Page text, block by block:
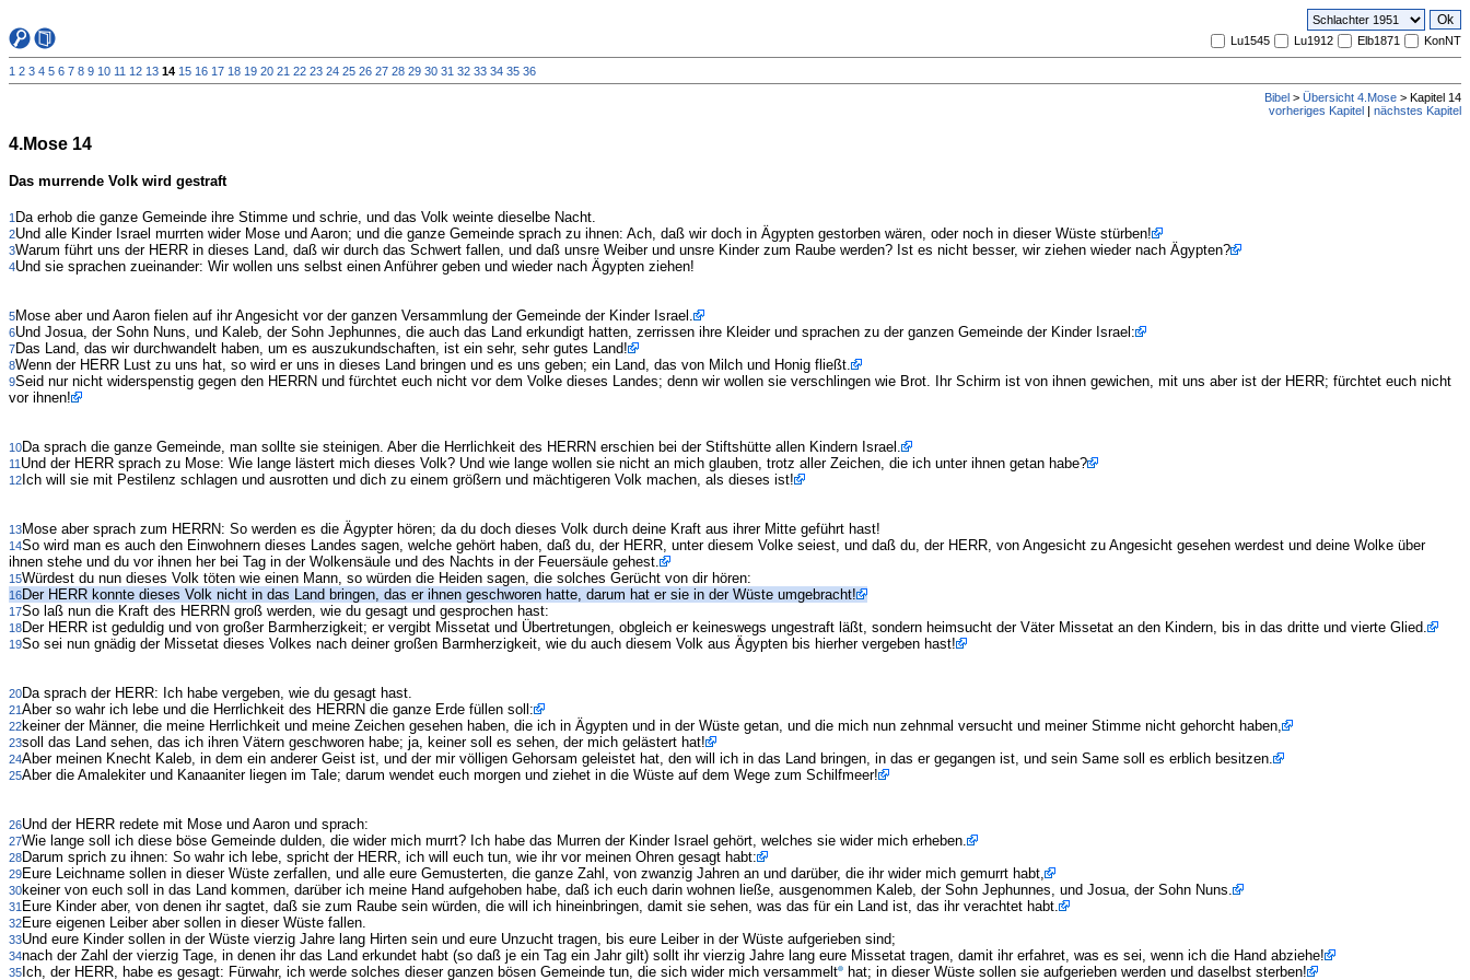
Lu1545 Lu1912 Elb1871 KonNT
1 2 3 4 5 6 7 8 9 10 11 12 13 14 15 16 17 18 19 20 21 22 23 24 25 26 27 28 29 30 31 32 33 34 35 36
Bibel > Übersicht 4.Mose > Kapitel 14
vorheriges Kapitel | nächstes Kapitel
4.Mose 14
Das murrende Volk wird gestraft
1 Da erhob die ganze Gemeinde ihre Stimme und schrie, und das Volk weinte dieselbe Nacht.
2Und alle Kinder Israel murrten wider Mose und Aaron; und die ganze Gemeinde sprach zu ihnen: Ach, daß wir doch in Ägypten gestorben wären, oder noch in dieser Wüste stürben!
3Warum führt uns der HERR in dieses Land, daß wir durch das Schwert fallen, und daß unsre Weiber und unsre Kinder zum Raube werden? Ist es nicht besser, wir ziehen wieder nach Ägypten?
4Und sie sprachen zueinander: Wir wollen uns selbst einen Anführer geben und wieder nach Ägypten ziehen!
5Mose aber und Aaron fielen auf ihr Angesicht vor der ganzen Versammlung der Gemeinde der Kinder Israel.
6Und Josua, der Sohn Nuns, und Kaleb, der Sohn Jephunnes, die auch das Land erkundigt hatten, zerrissen ihre Kleider und sprachen zu der ganzen Gemeinde der Kinder Israel:
7Das Land, das wir durchwandelt haben, um es auszukundschaften, ist ein sehr, sehr gutes Land!
8Wenn der HERR Lust zu uns hat, so wird er uns in dieses Land bringen und es uns geben; ein Land, das von Milch und Honig fließt.
9Seid nur nicht widerspenstig gegen den HERRN und fürchtet euch nicht vor dem Volke dieses Landes; denn wir wollen sie verschlingen wie Brot. Ihr Schirm ist von ihnen gewichen, mit uns aber ist der HERR; fürchtet euch nicht
vor ihnen!
10Da sprach die ganze Gemeinde, man sollte sie steinigen. Aber die Herrlichkeit des HERRN erschien bei der Stiftshütte allen Kindern Israel.
11 Und der HERR sprach zu Mose: Wie lange lästert mich dieses Volk? Und wie lange wollen sie nicht an mich glauben, trotz aller Zeichen, die ich unter ihnen getan habe?
12 Ich will sie mit Pestilenz schlagen und ausrotten und dich zu einem größern und mächtigeren Volk machen, als dieses ist!
13Mose aber sprach zum HERRN: So werden es die Ägypter hören; da du doch dieses Volk durch deine Kraft aus ihrer Mitte geführt hast!
14So wird man es auch den Einwohnern dieses Landes sagen, welche gehört haben, daß du, der HERR, unter diesem Volke seiest, und daß du, der HERR, von Angesicht zu Angesicht gesehen werdest und deine Wolke über
ihnen stehe und du vor ihnen her bei Tag in der Wolkensäule und des Nachts in der Feuersäule gehest.
15Würdest du nun dieses Volk töten wie einen Mann, so würden die Heiden sagen, die solches Gerücht von dir hören:
16Der HERR konnte dieses Volk nicht in das Land bringen, das er ihnen geschworen hatte, darum hat er sie in der Wüste umgebracht!
17So laß nun die Kraft des HERRN groß werden, wie du gesagt und gesprochen hast:
18Der HERR ist geduldig und von großer Barmherzigkeit; er vergibt Missetat und Übertretungen, obgleich er keineswegs ungestraft läßt, sondern heimsucht der Väter Missetat an den Kindern, bis in das dritte und vierte Glied.
19So sei nun gnädig der Missetat dieses Volkes nach deiner großen Barmherzigkeit, wie du auch diesem Volk aus Ägypten bis hierher vergeben hast!
20Da sprach der HERR: Ich habe vergeben, wie du gesagt hast.
21Aber so wahr ich lebe und die Herrlichkeit des HERRN die ganze Erde füllen soll:
22keiner der Männer, die meine Herrlichkeit und meine Zeichen gesehen haben, die ich in Ägypten und in der Wüste getan, und die mich nun zehnmal versucht und meiner Stimme nicht gehorcht haben,
23soll das Land sehen, das ich ihren Vätern geschworen habe; ja, keiner soll es sehen, der mich gelästert hat!
24Aber meinen Knecht Kaleb, in dem ein anderer Geist ist, und der mir völligen Gehorsam geleistet hat, den will ich in das Land bringen, in das er gegangen ist, und sein Same soll es erblich besitzen.
25Aber die Amalekiter und Kanaaniter liegen im Tale; darum wendet euch morgen und ziehet in die Wüste auf dem Wege zum Schilfmeer!
26Und der HERR redete mit Mose und Aaron und sprach:
27Wie lange soll ich diese böse Gemeinde dulden, die wider mich murrt? Ich habe das Murren der Kinder Israel gehört, welches sie wider mich erheben.
28Darum sprich zu ihnen: So wahr ich lebe, spricht der HERR, ich will euch tun, wie ihr vor meinen Ohren gesagt habt:
29Eure Leichname sollen in dieser Wüste zerfallen, und alle eure Gemusterten, die ganze Zahl, von zwanzig Jahren an und darüber, die ihr wider mich gemurrt habt,
30keiner von euch soll in das Land kommen, darüber ich meine Hand aufgehoben habe, daß ich euch darin wohnen ließe, ausgenommen Kaleb, der Sohn Jephunnes, und Josua, der Sohn Nuns.
31 Eure Kinder aber, von denen ihr sagtet, daß sie zum Raube sein würden, die will ich hineinbringen, damit sie sehen, was das für ein Land ist, das ihr verachtet habt.
32Eure eigenen Leiber aber sollen in dieser Wüste fallen.
33Und eure Kinder sollen in der Wüste vierzig Jahre lang Hirten sein und eure Unzucht tragen, bis eure Leiber in der Wüste aufgerieben sind;
34nach der Zahl der vierzig Tage, in denen ihr das Land erkundet habt (so daß je ein Tag ein Jahr gilt) sollt ihr vierzig Jahre lang eure Missetat tragen, damit ihr erfahret, was es sei, wenn ich die Hand abziehe!
35 Ich, der HERR, habe es gesagt: Fürwahr, ich werde solches dieser ganzen bösen Gemeinde tun, die sich wider mich versammelt hat; in dieser Wüste sollen sie aufgerieben werden und daselbst sterben!